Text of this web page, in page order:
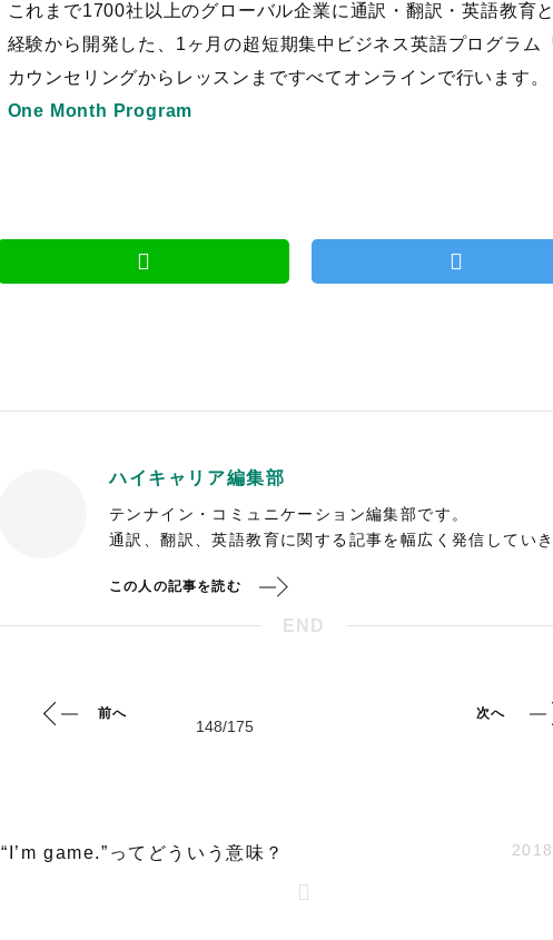
これまで1700社以上のグローバル企業に通訳・翻訳・英語教育
経験から開発した、1ヶ月の超短期集中ビジネス英語プログラム
カウンセリングからレッスンまですべてオンラインで行います。
One Month Program
ハイキャリア編集部
テンナイン・コミュニケーション編集部です。
通訳、翻訳、英語教育に関する記事を幅広く発信していき
この人の記事を読む
END
前へ 次へ
“I’m game.”ってどういう意味？